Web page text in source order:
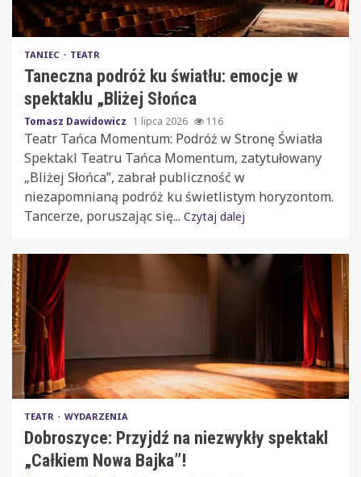
TANIEC TEATR
Taneczna podróż ku światłu: emocje w
spektaklu „Bliżej Słońca
Tomasz Dawidowicz 1 lipca 2026 116
Teatr Tańca Momentum: Podróż w Stronę Światła
Spektakl Teatru Tańca Momentum, zatytułowany
„Bliżej Słońca”, zabrał publiczność w
niezapomnianą podróż ku świetlistym horyzontom.
Tancerze, poruszając się... Czytaj dalej
TEATR WYDARZENIA
Dobroszyce: Przyjdź na niezwykły spektakl
„Całkiem Nowa Bajka”!